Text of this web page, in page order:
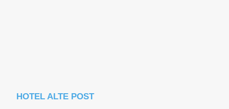
HOTEL ALTE POST